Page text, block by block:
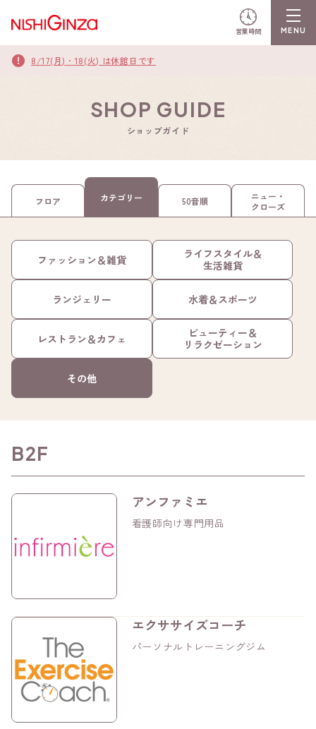
営業時間
8/17(月)・18(火) は休館日です
SHOP GUIDE
ショップガイド
フロア カテゴリー 50音順
ニュー・
クローズ
ファッション＆雑貨
ライフスタイル＆
生活雑貨
ランジェリー 水着＆スポーツ
レストラン＆カフェ
ビューティー＆
リラクゼーション
その他
B2F
アンファミエ
看護師向け専門用品
エクササイズコーチ
パーソナルトレーニングジム